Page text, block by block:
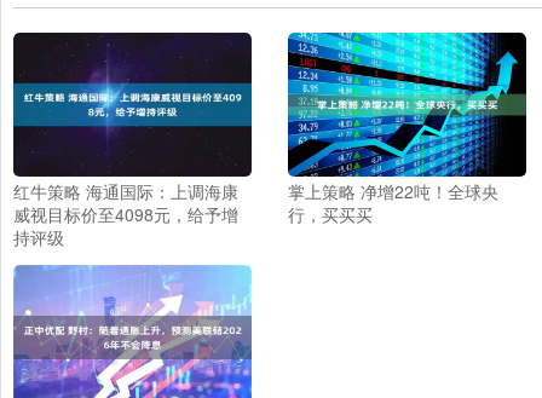
红牛策略 海通国际：上调海康
威视目标价至4098元，给予增
持评级
掌上策略 净增22吨！全球央
行，买买买